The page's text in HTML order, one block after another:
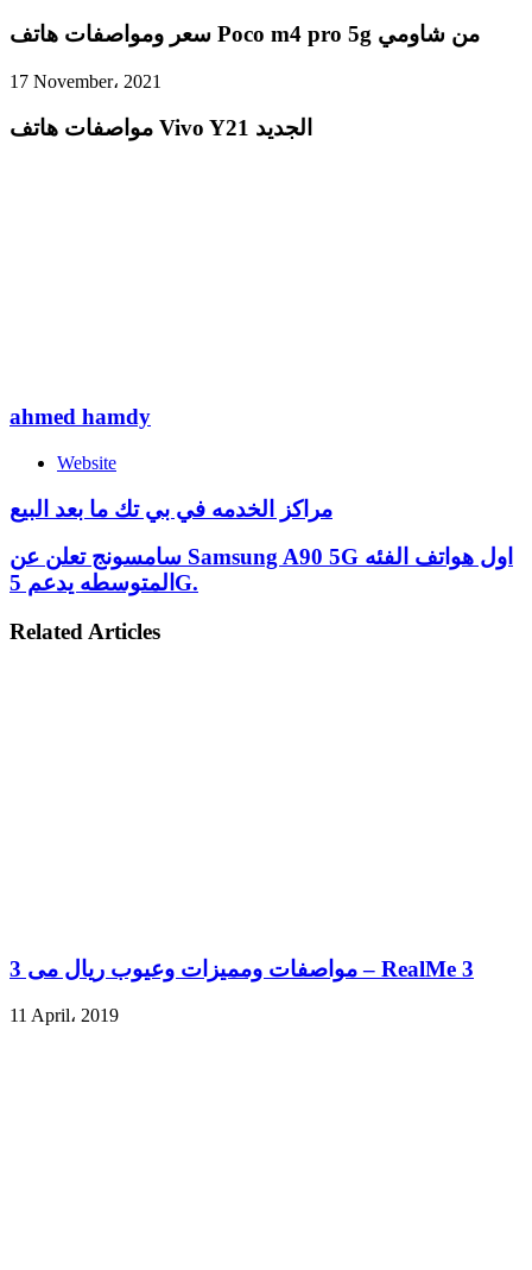
سعر ومواصفات هاتف Poco m4 pro 5g من شاومي
17 November، 2021
مواصفات هاتف Vivo Y21 الجديد
ahmed hamdy
Website
مراكز الخدمه في بي تك ما بعد البيع
سامسونج تعلن عن Samsung A90 5G اول هواتف الفئه
المتوسطه يدعم 5G.
Related Articles
مواصفات ومميزات وعيوب ريال مى 3 – RealMe 3
11 April، 2019